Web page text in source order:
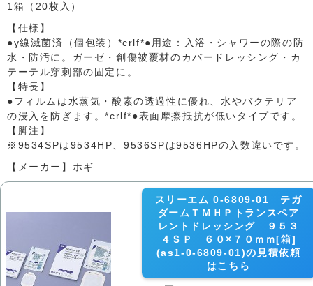
1箱（20枚入）
【仕様】
●γ線滅菌済（個包装）*crlf*●用途：入浴・シャワーの際の防
水・防汚に。ガーゼ・創傷被覆材のカバードレッシング・カ
テーテル穿刺部の固定に。
【特長】
●フィルムは水蒸気・酸素の透過性に優れ、水やバクテリア
の浸入を防ぎます。*crlf*●表面摩擦抵抗が低いタイプです。
【脚注】
※9534SPは9534HP、9536SPは9536HPの入数違いです。
【メーカー】ホギ
スリーエム 0-6809-01 テガ
ダームＴＭＨＰトランスペア
レントドレッシング ９５３
４ＳＰ ６０×７０ｍｍ[箱]
(as1-0-6809-01)の見積依頼
はこちら